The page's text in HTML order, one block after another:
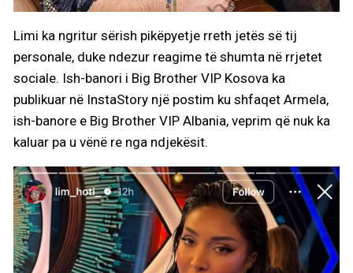
Limi ka ngritur sërish pikëpyetje rreth jetës së tij
personale, duke ndezur reagime të shumta në rrjetet
sociale. Ish-banori i Big Brother VIP Kosova ka
publikuar në InstaStory një postim ku shfaqet Armela,
ish-banore e Big Brother VIP Albania, veprim që nuk ka
kaluar pa u vënë re nga ndjekësit.